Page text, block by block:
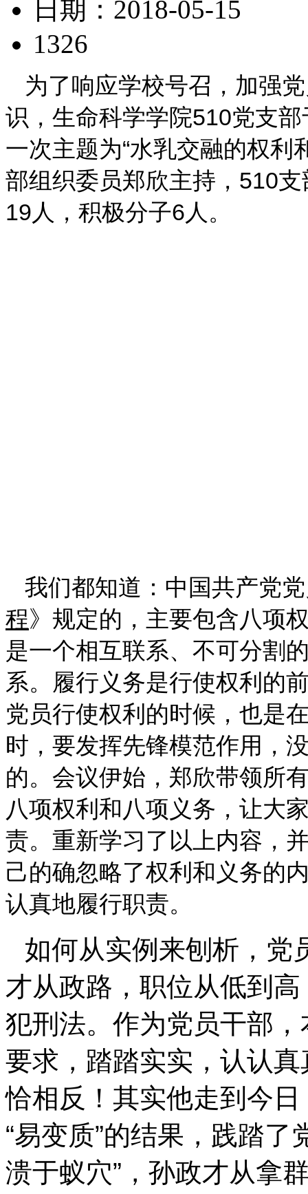
日期：2018-05-15
1326
为了响应学校号召，加强
识，生命科学学院510党支部
一次主题为“水乳交融的权利
部组织委员郑欣主持，510
19人，积极分子6人。
我们都知道： 中国共产党
程》规定的，主要包含八项
是一个相互联系、不可分割
系。履行义务是行使权利的
党员行使权利的时候，也是
时，要发挥先锋模范作用，
的。 会议伊始，郑欣带领所
八项权利和八项义务，让大
责。重新学习了以上内容，
己的确忽略了权利和义务的
认真地履行职责。
如何从实例来刨析，党
才从政路，职位从低到
犯刑法。作为党员干部
要求，踏踏实实，认认
恰相反！其实他走到今日
“易变质”的结果，践踏
溃于蚁穴”，孙政才从拿